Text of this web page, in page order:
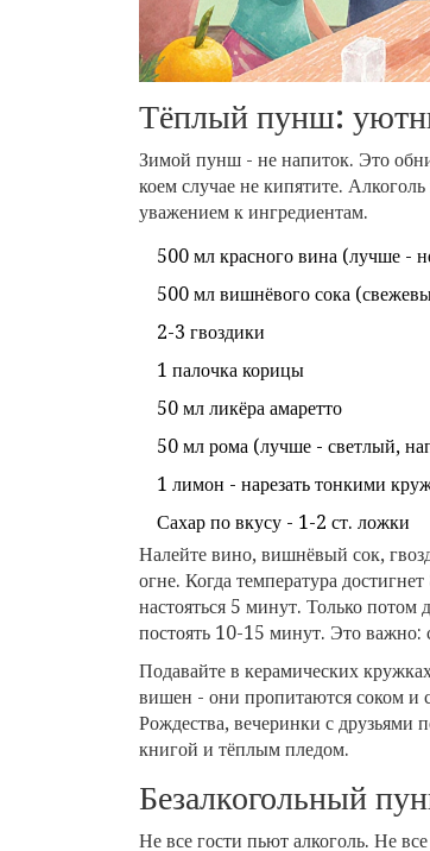
Тёплый пунш:
Зимой пунш - не напиток. Это
коем случае не кипятите.
уважением к ингредиентам.
500 мл красного вина (лучше -
500 мл вишнёвого сока
2-3 гвоздики
1 палочка корицы
50 мл ликёра амаретто
50 мл рома (лучше - светлый,
1 лимон - нарезать тонкими
Сахар по вкусу - 1-2 ст. ложки
Налейте вино, вишнёвый сок,
огне. Когда температура
настояться 5 минут. Только
постоять 10-15 минут. Это важно:
Подавайте в керамических
вишен - они пропитаются соком и
Рождества, вечеринки с друзьями
книгой и тёплым пледом.
Безалкогольный
Не все гости пьют алкоголь. Не